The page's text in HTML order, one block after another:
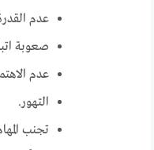
عدم
صعوبة
عدم
التهور.
تجنب